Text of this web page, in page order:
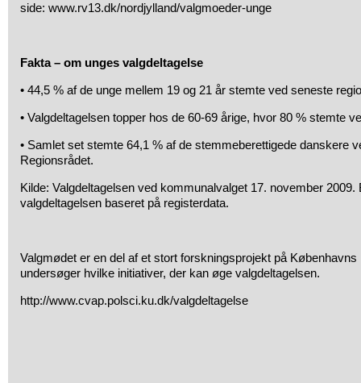
side: www.rv13.dk/nordjylland/valgmoeder-unge
Fakta – om unges valgdeltagelse
• 44,5 % af de unge mellem 19 og 21 år stemte ved seneste
• Valgdeltagelsen topper hos de 60-69 årige, hvor 80 % stemte
• Samlet set stemte 64,1 % af de stemmeberettigede danskere
Regionsrådet.
Kilde: Valgdeltagelsen ved kommunalvalget 17. november
valgdeltagelsen baseret på registerdata.
Valgmødet er en del af et stort forskningsprojekt på
undersøger hvilke initiativer, der kan øge valgdeltagelsen.
http://www.cvap.polsci.ku.dk/valgdeltagelse